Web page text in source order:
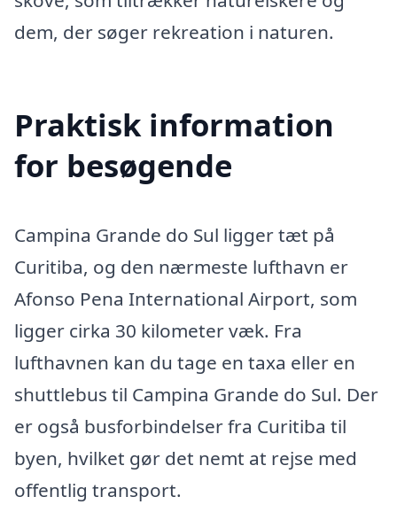
dem, der søger rekreation i naturen.
Praktisk information
for besøgende
Campina Grande do Sul ligger tæt på
Curitiba, og den nærmeste lufthavn er
Afonso Pena International Airport, som
ligger cirka 30 kilometer væk. Fra
lufthavnen kan du tage en taxa eller en
shuttlebus til Campina Grande do Sul. Der
er også busforbindelser fra Curitiba til
byen, hvilket gør det nemt at rejse med
offentlig transport.